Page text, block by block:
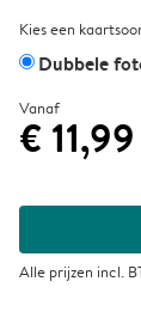
Kies een
Dubbele
Vanaf
€ 11,99
Alle prijzen incl.